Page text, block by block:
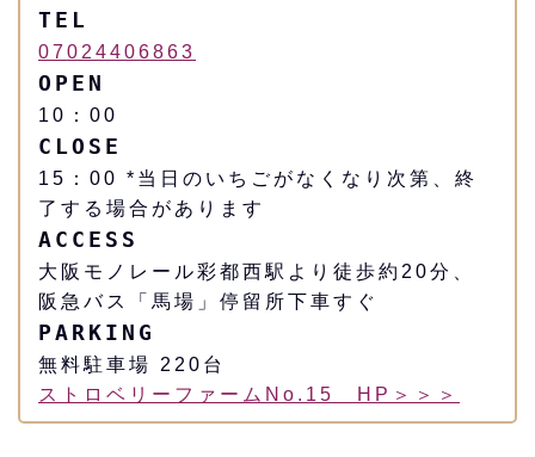
TEL
07024406863
OPEN
10：00
CLOSE
15：00 *当日のいちごがなくなり次第、終
了する場合があります
ACCESS
大阪モノレール彩都西駅より徒歩約20分、
阪急バス「馬場」停留所下車すぐ
PARKING
無料駐車場 220台
ストロベリーファームNo.15 HP＞＞＞